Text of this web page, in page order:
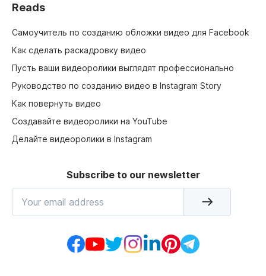
Reads
Самоучитель по созданию обложки видео для Facebook
Как сделать раскадровку видео
Пусть ваши видеоролики выглядят профессионально
Руководство по созданию видео в Instagram Story
Как повернуть видео
Создавайте видеоролики на YouTube
Делайте видеоролики в Instagram
Subscribe to our newsletter